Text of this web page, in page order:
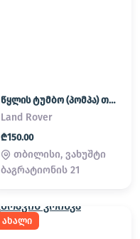
წყლის ტუმბო (პომპა) თერმოსტატი Land Rover / Range Rover
Land Rover
₾150.00
თბილისი, ვახუშტი
ბაგრატიონის 21
ახალი